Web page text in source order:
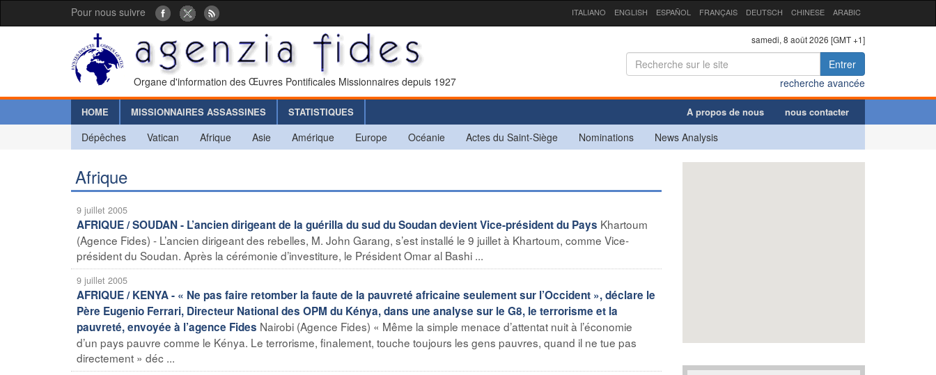
Pour nous suivre ITALIANO ENGLISH ESPAÑOL FRANÇAIS DEUTSCH CHINESE ARABIC
Organe d'information des Œuvres Pontificales Missionnaires depuis 1927
samedi, 8 août 2026 [GMT +1]
Entrer
recherche avancée
HOME MISSIONNAIRES ASSASSINES STATISTIQUES A propos de nous nous contacter
Dépêches Vatican Afrique Asie Amérique Europe Océanie Actes du Saint-Siège Nominations News Analysis
Afrique
9 juillet 2005
AFRIQUE / SOUDAN - L’ancien dirigeant de la guérilla du sud du Soudan devient Vice-président du Pays Khartoum
(Agence Fides) - L’ancien dirigeant des rebelles, M. John Garang, s’est installé le 9 juillet à Khartoum, comme Vice-
président du Soudan. Après la cérémonie d’investiture, le Président Omar al Bashi ...
9 juillet 2005
AFRIQUE / KENYA - « Ne pas faire retomber la faute de la pauvreté africaine seulement sur l’Occident », déclare le
Père Eugenio Ferrari, Directeur National des OPM du Kénya, dans une analyse sur le G8, le terrorisme et la
pauvreté, envoyée à l’agence Fides Nairobi (Agence Fides) « Même la simple menace d’attentat nuit à l’économie
d’un pays pauvre comme le Kénya. Le terrorisme, finalement, touche toujours les gens pauvres, quand il ne tue pas
directement » déc ...